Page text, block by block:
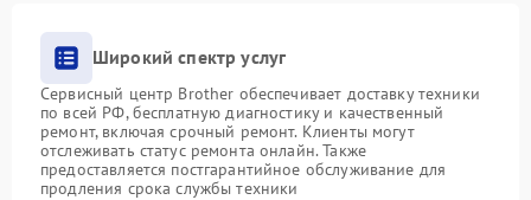
Широкий спектр услуг
Сервисный центр Brother обеспечивает доставку техники
по всей РФ, бесплатную диагностику и качественный
ремонт, включая срочный ремонт. Клиенты могут
отслеживать статус ремонта онлайн. Также
предоставляется постгарантийное обслуживание для
продления срока службы техники